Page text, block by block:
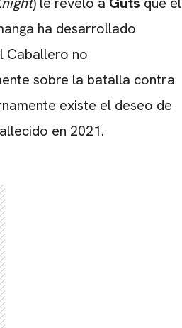
ha desarrollado
no
sobre la batalla contra
existe el deseo de
en 2021.